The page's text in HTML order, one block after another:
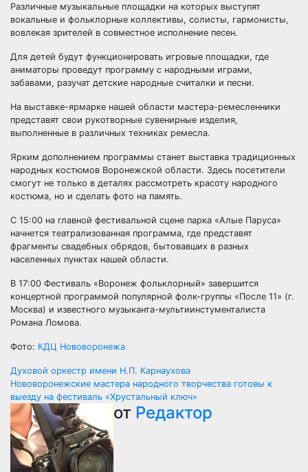
Различные музыкальные площадки на которых выступят
вокальные и фольклорные коллективы, солисты, гармонисты,
вовлекая зрителей в совместное исполнение песен.
Для детей будут функционировать игровые площадки, где
аниматоры проведут программу с народными играми,
забавами, разучат детские народные считалки и песни.
На выставке-ярмарке нашей области мастера-ремесленники
представят свои рукотворные сувенирные изделия,
выполненные в различных техниках ремесла.
Ярким дополнением программы станет выставка традиционных
народных костюмов Воронежской области. Здесь посетители
смогут не только в деталях рассмотреть красоту народного
костюма, но и сделать фото на память.
С 15:00 на главной фестивальной сцене парка «Алые Паруса»
начнется театрализованная программа, где представят
фрагменты свадебных обрядов, бытовавших в разных
населенных пунктах нашей области.
В 17:00 Фестиваль «Воронеж фольклорный» завершится
концертной программой популярной фолк-группы «После 11» (г.
Москва) и известного музыканта-мультиинстументалиста
Романа Ломова.
Фото: КДЦ Нововоронежа
Навигация
по
записям
Духовой оркестр имени Н.П. Карнаухова
Нововоронежские мастера народного творчества готовы к
выезду на фестиваль «Хрустальный ключ»
от Редактор